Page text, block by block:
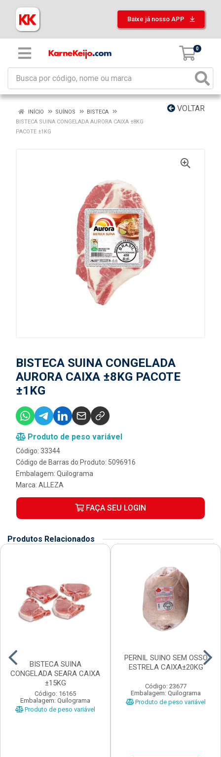
Baixe já nosso APP
0
VOLTAR
INÍCIO SUÍNOS
BISTECA
BISTECA SUINA CONGELADA AURORA CAIXA ±8KG
PACOTE ±1KG
BISTECA SUINA CONGELADA
AURORA CAIXA ±8KG PACOTE
±1KG
Produto de peso variável
Código: 33344
Código de Barras do Produto: 5096916
Embalagem: Quilograma
Marca: ALLEZA
FAÇA SEU LOGIN
Produtos Relacionados
BISTECA SUINA
CONGELADA SEARA CAIXA
±15KG
Código: 16165
Embalagem: Quilograma
Produto de peso variável
PERNIL SUINO SEM OSSO
ESTRELA CAIXA±20KG
Código: 23677
Embalagem: Quilograma
Produto de peso variável